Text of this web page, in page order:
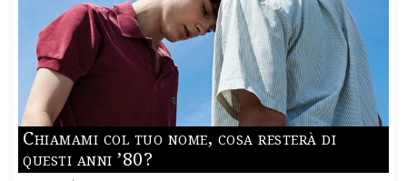
Chiamami col tuo nome, cosa resterà di
questi anni ’80?